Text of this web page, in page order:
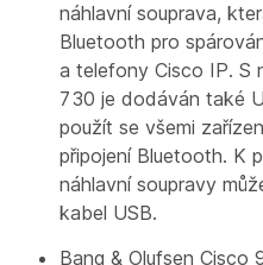
náhlavní souprava,
Bluetooth pro
a telefony Cisco IP. S
730 je dodáván také
použít se všemi
připojení Bluetooth. K
náhlavní soupravy
kabel USB.
Bang & Olufsen Cisco